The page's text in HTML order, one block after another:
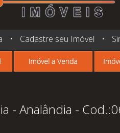
• Cadastre seu Imóvel •
- Analândia -